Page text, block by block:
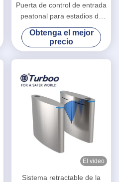
Puerta de control de entrada
peatonal para estadios de
fútbol, gimnasios y centros
de fitness Turboo LA2218
Obtenga el mejor
precio
El video
Sistema retractable de la